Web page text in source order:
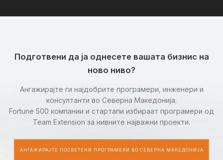
Подготвени да ја однесете вашата бизнис на
ново ниво?
Ангажирајте ги најдобрите програмери, инженери и
консултанти во Северна Македонија.
Fortune 500 компании и стартапи избираат програмери од
Team Extension за нивните најважни проекти.
АНГАЖИРАЈТЕ ПОСВЕТЕНИ ПРОГРАМЕРИ ВО СЕВЕРНА МАКЕДОНИЈА